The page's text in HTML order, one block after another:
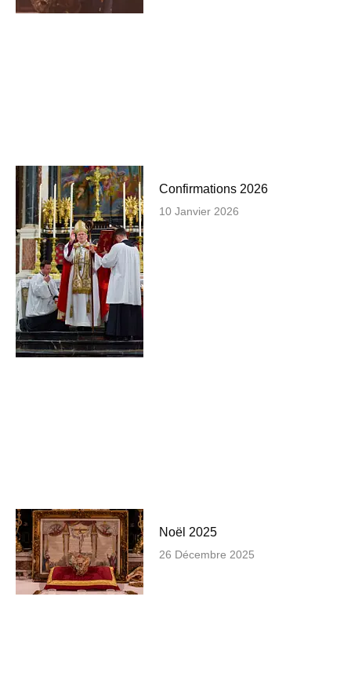
Confirmations 2026
10 Janvier 2026
Noël 2025
26 Décembre 2025